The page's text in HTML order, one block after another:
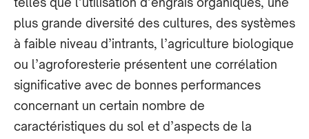
plus grande diversité des cultures, des systèmes
à faible niveau d’intrants, l’agriculture biologique
ou l’agroforesterie présentent une corrélation
significative avec de bonnes performances
concernant un certain nombre de
caractéristiques du sol et d’aspects de la